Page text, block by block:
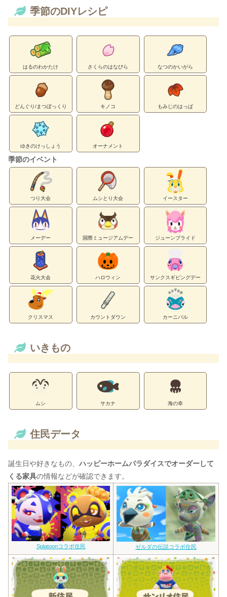
季節のDIYレシピ
はるのわかたけ さくらのはなびら なつのかいがら
どんぐり/まつぼっくり キノコ もみじのはっぱ
ゆきのけっしょう オーナメント
季節のイベント
つり大会 ムシとり大会 イースター
メーデー 国際ミュージアムデー ジューンブライド
花火大会 ハロウィン サンクスギビングデー
クリスマス カウントダウン カーニバル
いきもの
ムシ サカナ 海の幸
住民データ
誕生日や好きなもの、 ハッピーホームパラダイスでオーダーして
くる家具の情報などが確認できます。
Splatoonコラボ住民 ゼルダの伝説コラボ住民